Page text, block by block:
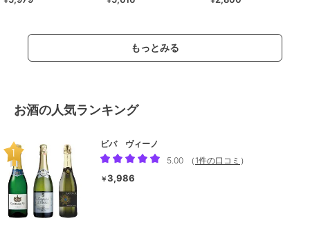
もっとみる
お酒の人気ランキング
ビバ ヴィーノ
5.00
（ 1件の口コミ ）
￥3,986